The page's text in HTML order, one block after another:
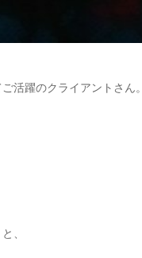
活躍のクライアントさん。
、